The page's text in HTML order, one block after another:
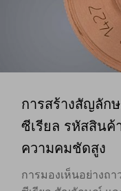
การสร้างสัญลัก
ซีเรียล รหัสสินค้
ความคมชัดสูง
การมองเห็นอย่างถ